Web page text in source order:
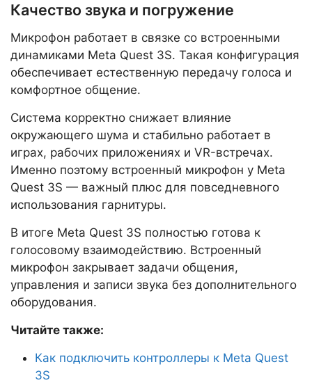
Качество звука и погружение
Микрофон работает в связке со встроенными
динамиками Meta Quest 3S. Такая конфигурация
обеспечивает естественную передачу голоса и
комфортное общение.
Система корректно снижает влияние
окружающего шума и стабильно работает в
играх, рабочих приложениях и VR-встречах.
Именно поэтому встроенный микрофон у Meta
Quest 3S — важный плюс для повседневного
использования гарнитуры.
В итоге Meta Quest 3S полностью готова к
голосовому взаимодействию. Встроенный
микрофон закрывает задачи общения,
управления и записи звука без дополнительного
оборудования.
Читайте также:
Как подключить контроллеры к Meta Quest
3S